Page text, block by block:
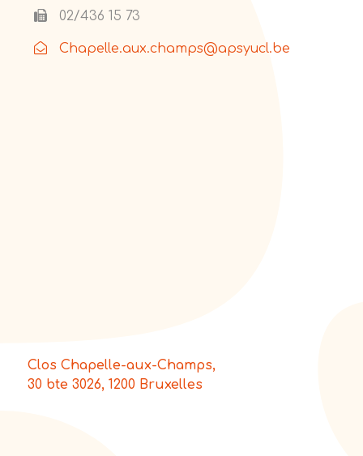
02/436 15 73
Chapelle.aux.champs@apsyucl.be
Clos Chapelle-aux-Champs,
30 bte 3026, 1200 Bruxelles